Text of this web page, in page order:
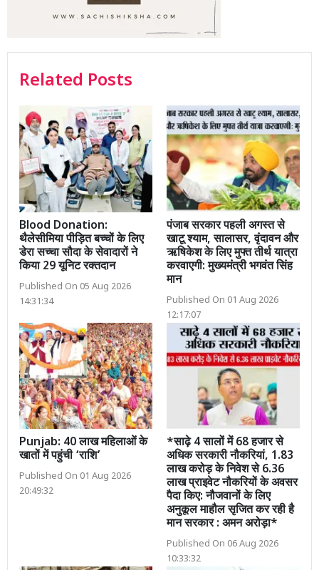
Related Posts
Blood Donation:
थैलेसीमिया पीड़ित बच्चों के लिए
डेरा सच्चा सौदा के सेवादारों ने
किया 29 यूनिट रक्तदान
Published On 05 Aug 2026
14:31:34
पंजाब सरकार पहली अगस्त से
खाटू श्याम, सालासर, वृंदावन और
ऋषिकेश के लिए मुफ्त तीर्थ यात्रा
करवाएगी: मुख्यमंत्री भगवंत सिंह
मान
Published On 01 Aug 2026
12:17:07
Punjab: 40 लाख महिलाओं के
खातों में पहुंची ‘राशि’
Published On 01 Aug 2026
20:49:32
*साढ़े 4 सालों में 68 हजार से
अधिक सरकारी नौकरियां, 1.83
लाख करोड़ के निवेश से 6.36
लाख प्राइवेट नौकरियों के अवसर
पैदा किए: नौजवानों के लिए
अनुकूल माहौल सृजित कर रही है
मान सरकार : अमन अरोड़ा*
Published On 06 Aug 2026
10:33:32